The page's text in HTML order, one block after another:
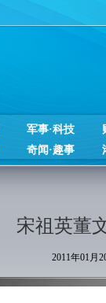
军事·科技
奇闻·趣事
宋祖英董
2011年01月